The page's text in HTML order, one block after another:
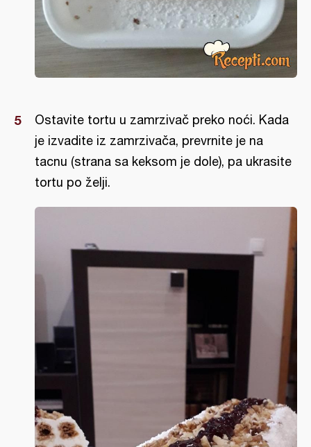
Ostavite tortu u zamrzivač preko noći. Kada
je izvadite iz zamrzivača, prevrnite je na
tacnu (strana sa keksom je dole), pa ukrasite
tortu po želji.